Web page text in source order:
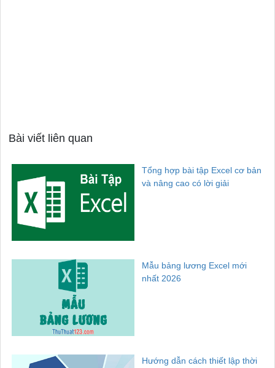
Bài viết liên quan
Tổng hợp bài tập Excel cơ bản
và nâng cao có lời giải
Mẫu bảng lương Excel mới
nhất 2026
Hướng dẫn cách thiết lập thời